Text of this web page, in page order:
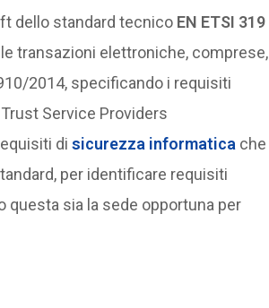
dello standard tecnico EN ETSI 319
transazioni elettroniche, comprese,
2014, specificando i requisiti
Service Providers
di sicurezza informatica che
per identificare requisiti
questa sia la sede opportuna per